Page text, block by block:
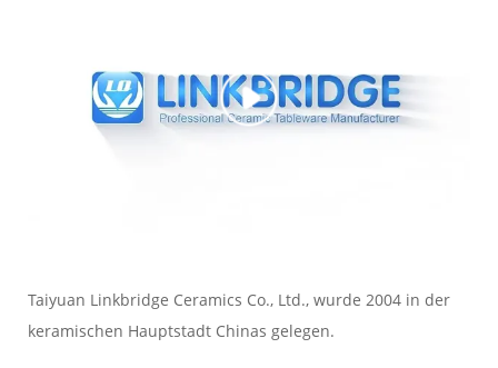
Taiyuan Linkbridge Ceramics Co., Ltd., wurde 2004 in der
keramischen Hauptstadt Chinas gelegen.